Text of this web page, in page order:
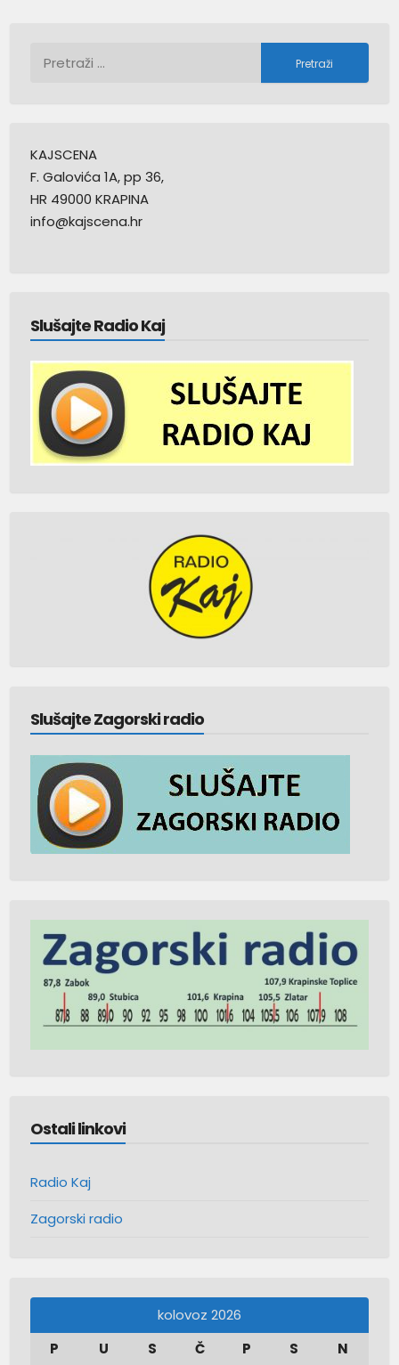
KAJSCENA
F. Galovića 1A, pp 36,
HR 49000 KRAPINA
info@kajscena.hr
Slušajte Radio Kaj
Slušajte Zagorski radio
Ostali linkovi
Radio Kaj
Zagorski radio
kolovoz 2026
P
U S Č P S N